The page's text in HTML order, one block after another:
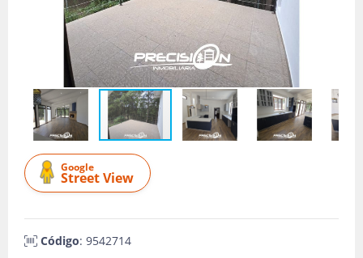
Google
Street View
Código: 9542714